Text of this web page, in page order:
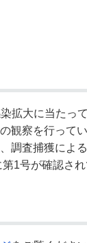
大に当たっ
観察を行ってい
査捕獲によ
号が確認さ